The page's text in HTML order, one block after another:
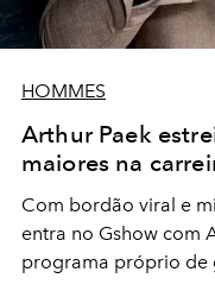
HOMMES
Arthur Paek
maiores na
Com bordão viral e
entra no Gshow com
programa próprio de